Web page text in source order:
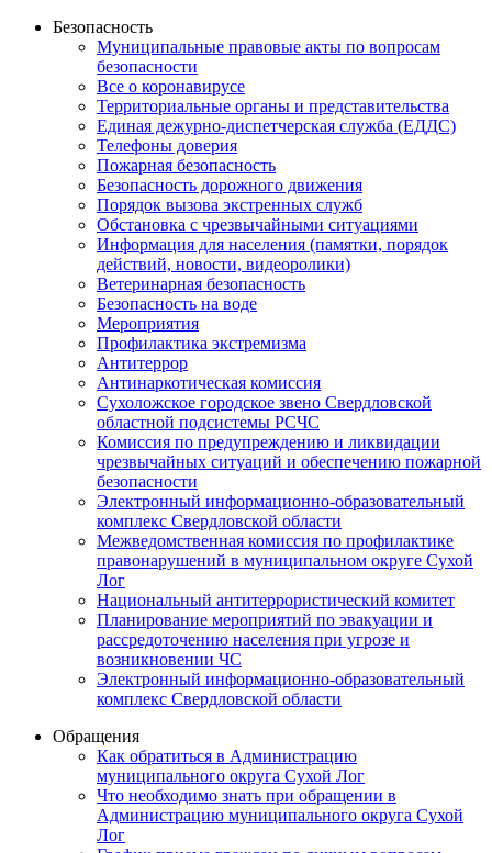
Безопасность
Муниципальные правовые акты по вопросам
безопасности
Все о коронавирусе
Территориальные органы и представительства
Единая дежурно-диспетчерская служба (ЕДДС)
Телефоны доверия
Пожарная безопасность
Безопасность дорожного движения
Порядок вызова экстренных служб
Обстановка с чрезвычайными ситуациями
Информация для населения (памятки, порядок
действий, новости, видеоролики)
Ветеринарная безопасность
Безопасность на воде
Мероприятия
Профилактика экстремизма
Антитеррор
Антинаркотическая комиссия
Сухоложское городское звено Свердловской
областной подсистемы РСЧС
Комиссия по предупреждению и ликвидации
чрезвычайных ситуаций и обеспечению пожарной
безопасности
Электронный информационно-образовательный
комплекс Cвердловской области
Межведомственная комиссия по профилактике
правонарушений в муниципальном округе Сухой
Лог
Национальный антитеррористический комитет
Планирование мероприятий по эвакуации и
рассредоточению населения при угрозе и
возникновении ЧС
Электронный информационно-образовательный
комплекс Свердловской области
Обращения
Как обратиться в Администрацию
муниципального округа Сухой Лог
Что необходимо знать при обращении в
Администрацию муниципального округа Сухой
Лог